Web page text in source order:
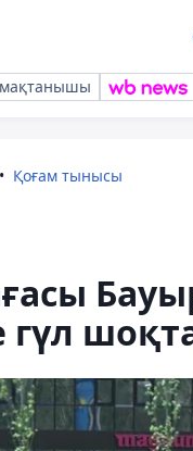
мақтанышы
Қоғам тынысы
гүл